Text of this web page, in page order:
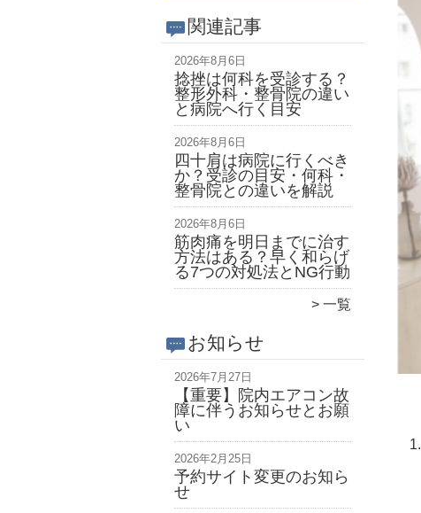
関連記事
2026年8月6日
捻挫は何科を受診する？
整形外科・整骨院の違い
と病院へ行く目安
2026年8月6日
四十肩は病院に行くべき
か？受診の目安・何科・
整骨院との違いを解説
2026年8月6日
筋肉痛を明日までに治す
方法はある？早く和らげ
る7つの対処法とNG行動
一覧
お知らせ
2026年7月27日
【重要】院内エアコン故
障に伴うお知らせとお願
い
2026年2月25日
予約サイト変更のお知ら
せ